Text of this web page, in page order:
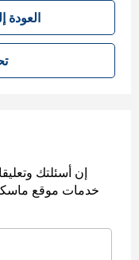
العودة
تحديث الصفحة
إن أسئلتك
خدمات موقع